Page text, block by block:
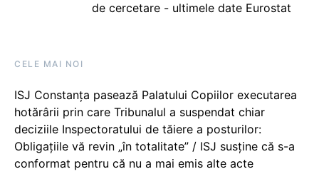
de cercetare - ultimele date Eurostat
CELE MAI NOI
ISJ Constanța pasează Palatului Copiilor executarea
hotărârii prin care Tribunalul a suspendat chiar
deciziile Inspectoratului de tăiere a posturilor:
Obligațiile vă revin „în totalitate” / ISJ susține că s-a
conformat pentru că nu a mai emis alte acte